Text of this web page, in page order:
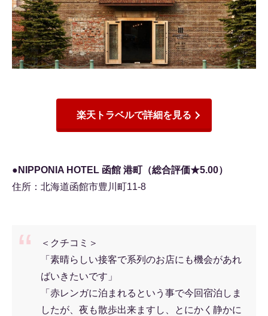
楽天トラベルで詳細を見る
●NIPPONIA HOTEL 函館 港町（総合評価★5.00）
住所：北海道函館市豊川町11-8
＜クチコミ＞
「素晴らしい接客で系列のお店にも機会があれ
ばいきたいです」
「赤レンガに泊まれるという事で今回宿泊しま
したが、夜も散歩出来ますし、とにかく静かに